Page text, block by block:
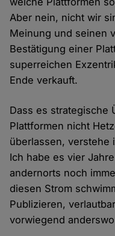
Aber nein, nicht wir
Meinung und seinen
Bestätigung einer
superreichen
Ende verkauft.
Dass es strategische
Plattformen nicht
überlassen, verstehe
Ich habe es vier
andernorts noch
diesen Strom
Publizieren,
vorwiegend